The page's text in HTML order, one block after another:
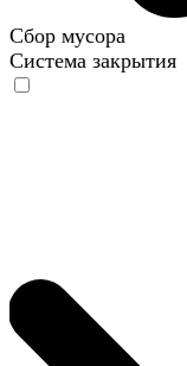
Сбор мусора
Система закрытия